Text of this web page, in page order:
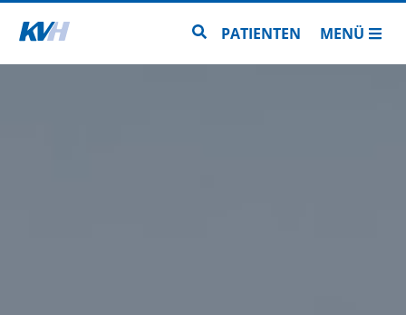
Zur Startseite Zur Seitensuche
PATIENTEN MENÜ